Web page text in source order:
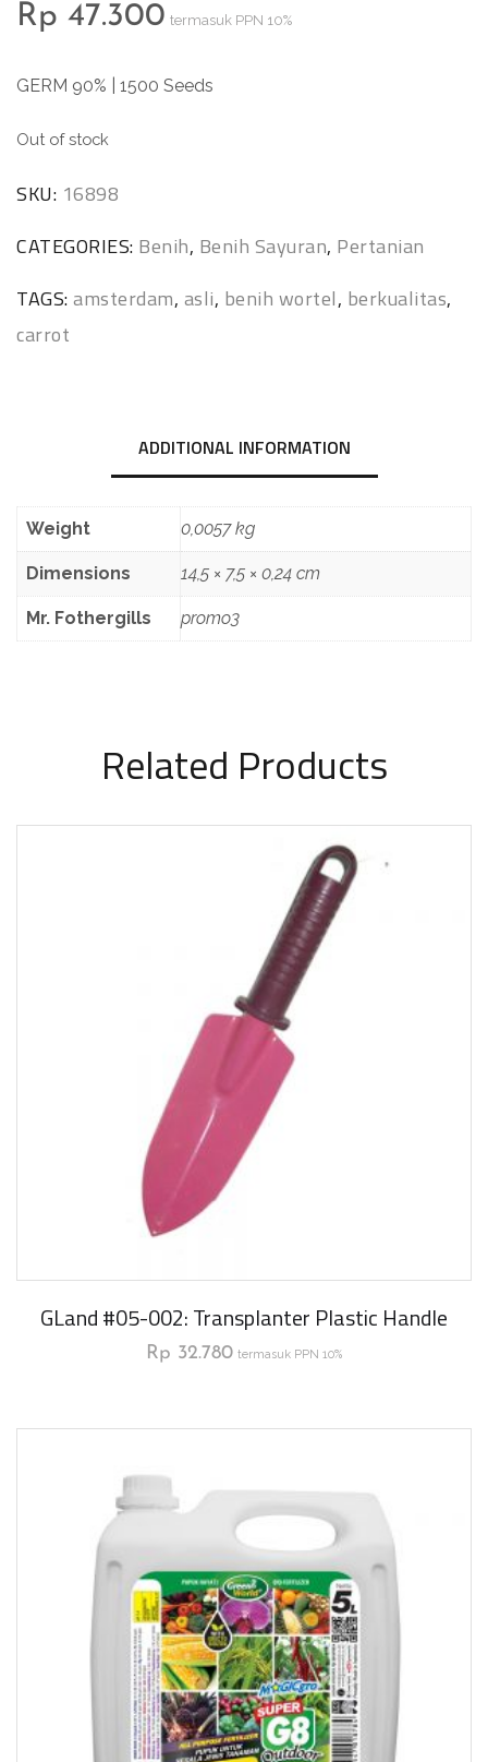
Rp 47.300 termasuk PPN 10%
GERM 90% | 1500 Seeds
Out of stock
SKU: 16898
CATEGORIES: Benih, Benih Sayuran, Pertanian
TAGS:amsterdam, asli, benih wortel, berkualitas,
carrot
ADDITIONAL INFORMATION
Weight 0,0057 kg
Dimensions 14,5 × 7,5 × 0,24 cm
Mr. Fothergills promo3
Related Products
GLand #05-002: Transplanter Plastic Handle
Rp 32.780 termasuk PPN 10%